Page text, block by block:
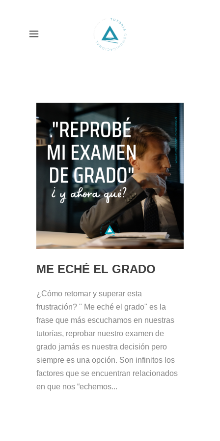
ME ECHÉ EL GRADO
¿Cómo retomar y superar esta
frustración? " Me eché el grado" es la
frase que más escuchamos en nuestras
tutorías, reprobar nuestro examen de
grado jamás es nuestra decisión pero
siempre es una opción. Son infinitos los
factores que se encuentran relacionados
en que nos “echemos...